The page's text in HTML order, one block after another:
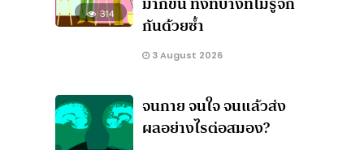
314
กันด้วยซ้ำ
3 August 2026
จนกาย จนใจ จนแล้วส่ง
ผลอย่างไรต่อสมอง?